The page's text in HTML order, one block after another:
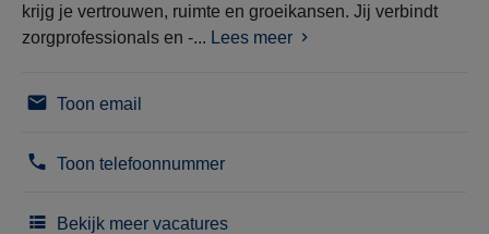
krijg je vertrouwen, ruimte en groeikansen. Jij verbindt
zorgprofessionals en -... Lees meer
Toon email
Toon telefoonnummer
Bekijk meer vacatures